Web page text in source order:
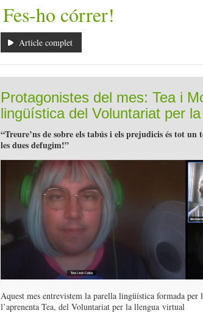
Fes-ho córrer!
Article complet
Protagonistes del mes: Tea i
lingüística del Voluntariat per
“Treure’ns de sobre els tabús i els prejudicis és tot un
les dues defugim!”
Aquest mes entrevistem la parella lingüística formada
l’aprenenta Tea, del Voluntariat per la llengua virtual